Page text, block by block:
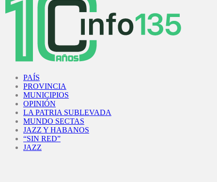
PAÍS
PROVINCIA
MUNICIPIOS
OPINIÓN
LA PATRIA SUBLEVADA
MUNDO SECTAS
JAZZ Y HABANOS
“SIN RED”
JAZZ